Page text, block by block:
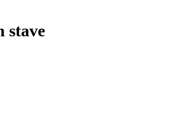
stave